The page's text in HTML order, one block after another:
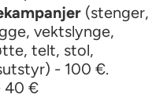
(stenger,
vektslynge,
telt, stol,
- 100 €.
40 €